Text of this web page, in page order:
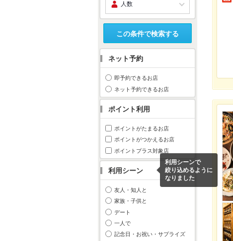
この条件で検索する
ネット予約
即予約できるお店
ネット予約できるお店
ポイント利用
ポイントがたまるお店
ポイントがつかえるお店
ポイントプラス対象店
利用シーン
利用シーンで
絞り込めるように
なりました
友人・知人と
家族・子供と
デート
一人で
記念日・お祝い・サプライズ